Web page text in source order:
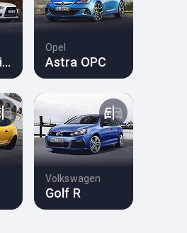
Lancer Ralliart
Opel
Astra OPC
Volkswagen
Golf R